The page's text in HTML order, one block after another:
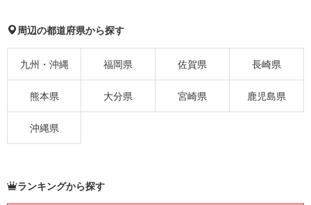
周辺の都道府県から探す
九州・沖縄 福岡県 佐賀県 長崎県
熊本県 大分県 宮崎県 鹿児島県
沖縄県
ランキングから探す